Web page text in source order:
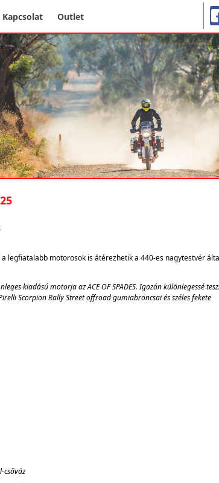
Kapcsolat Outlet
a legfiatalabb motorosok is átérezhetik a 440-es nagytestvér
kiadású motorja az ACE OF SPADES. Igazán különlegessé
Scorpion Rally Street offroad gumiabroncsai és széles fekete
csőváz